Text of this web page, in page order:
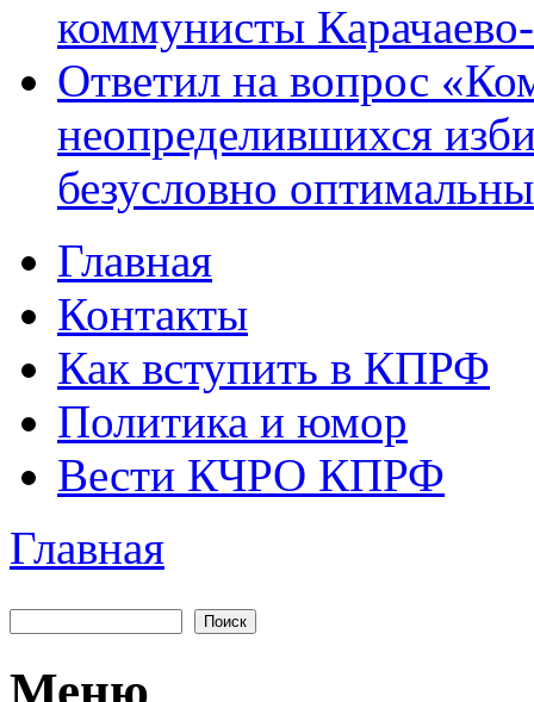
коммунисты
Ответил на вопрос
неопределившихся
безусловно
Главное меню
Главная
Контакты
Как вступить в КПРФ
Политика и юмор
Вести КЧРО КПРФ
Вы здесь
Главная
Форма поиска
Меню